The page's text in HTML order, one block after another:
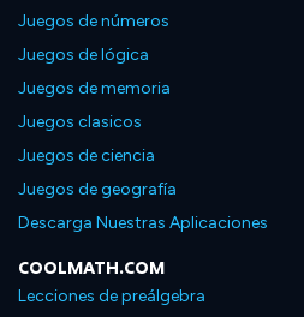
Juegos de números
Juegos de lógica
Juegos de memoria
Juegos clasicos
Juegos de ciencia
Juegos de geografía
Descarga Nuestras Aplicaciones
COOLMATH.COM
Lecciones de preálgebra